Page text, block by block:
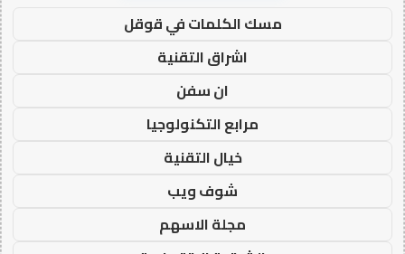
مسك الكلمات في قوقل
اشراق التقنية
ان سفن
مرابع التكنولوجيا
خيال التقنية
شوف ويب
مجلة الاسهم